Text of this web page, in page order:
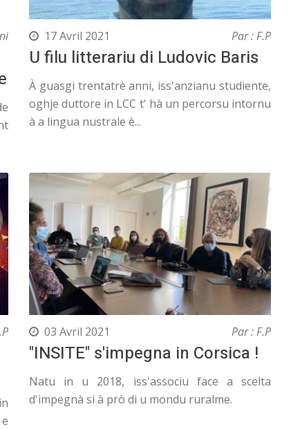
17 Avril 2021 Par : F.P
U filu litterariu di Ludovic Baris
À guasgi trentatrè anni, iss'anzianu studiente,
oghje duttore in LCC t' hà un percorsu intornu
à a lingua nustrale è...
03 Avril 2021 Par : F.P
"INSITE" s'impegna in Corsica !
Natu in u 2018, iss'associu face a scelta
d'impegnà si à prò di u mondu ruralme.